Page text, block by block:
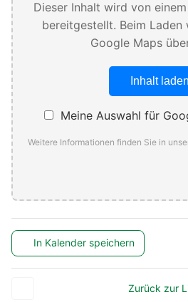
Dieser Inhalt wird von
bereitgestellt. Beim Laden
Google Maps
Inhalt laden
Meine Auswahl für
Weitere Informationen finden Sie in
In Kalender speichern
Zurück zur